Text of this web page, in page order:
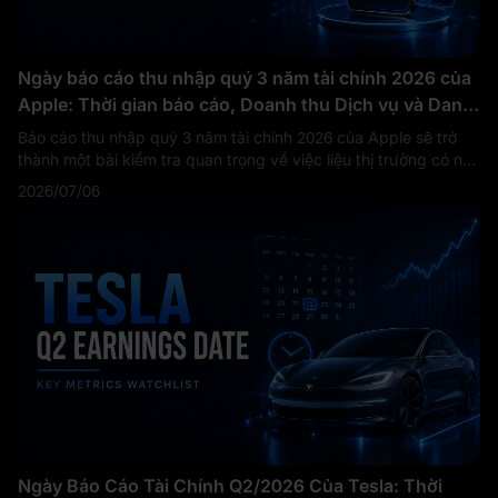
Ngày báo cáo thu nhập quý 3 năm tài chính 2026 của
Apple: Thời gian báo cáo, Doanh thu Dịch vụ và Danh
sách theo dõi iPhone
Báo cáo thu nhập quý 3 năm tài chính 2026 của Apple sẽ trở
thành một bài kiểm tra quan trọng về việc liệu thị trường có nên
tiếp tục định giá Apple như một cỗ máy tạo ra tiền mặt ổn định
hay không. Trang nhà đầu tư chính thức của Apple cho thấy
cuộc gọi hội nghị về kết quả tài chính quý 3 năm 2026 được lên
lịch vào Thứ Năm, ngày 30 tháng 7 năm 2026, lúc 2:00 chiều
PT / 5:00 chiều ET.
Đây không chỉ là một ngày báo cáo thu
nhập thông thường. Quý gần nhất của Apple đã thiết lập một
mức nền cao: trong quý 2 năm tài chính 2026, Apple báo cáo
doanh thu 111,2 tỷ USD, tăng 17% so với cùng kỳ năm ngoái.
Đối với các nhà giao dịch, câu hỏi lớn hơn là liệu sự tăng trưởng
của Dịch vụ có thể tiếp tục bảo vệ biên lợi nhuận của Apple
2026/07/06
Ngày Báo Cáo Tài Chính Q2/2026 Của Tesla: Thời